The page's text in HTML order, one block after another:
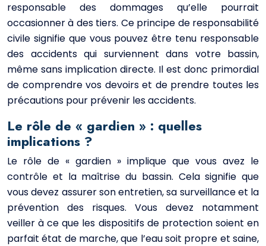
responsable des dommages qu’elle pourrait
occasionner à des tiers. Ce principe de responsabilité
civile signifie que vous pouvez être tenu responsable
des accidents qui surviennent dans votre bassin,
même sans implication directe. Il est donc primordial
de comprendre vos devoirs et de prendre toutes les
précautions pour prévenir les accidents.
Le rôle de « gardien » : quelles
implications ?
Le rôle de « gardien » implique que vous avez le
contrôle et la maîtrise du bassin. Cela signifie que
vous devez assurer son entretien, sa surveillance et la
prévention des risques. Vous devez notamment
veiller à ce que les dispositifs de protection soient en
parfait état de marche, que l’eau soit propre et saine,